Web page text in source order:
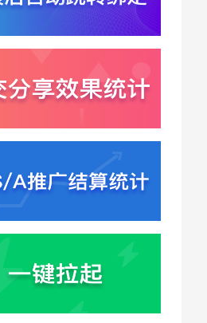
Win11七月更新上线？桌
面环境能力升级加速PC